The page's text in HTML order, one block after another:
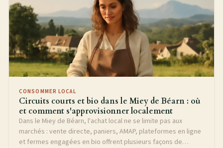
CONSOMMER LOCAL
Circuits courts et bio dans le Miey de Béarn : où
et comment s'approvisionner localement
Dans le Miey de Béarn, l'achat local ne se limite pas aux
marchés : vente directe, paniers, AMAP, plateformes en ligne
et fermes engagées en bio offrent plusieurs façons de